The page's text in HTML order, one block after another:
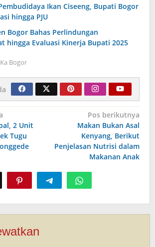
Ikan Ciseeng, Bupati Bogor
hingga PJU
Bogor Bahas Perlindungan
hingga Evaluasi Kinerja Bupati 2025
Bogor
2 Unit
Tugu
Pos berikutnya
Makan Bukan Asal
Kenyang, Berikut
Penjelasan Nutrisi dalam
Makanan Anak